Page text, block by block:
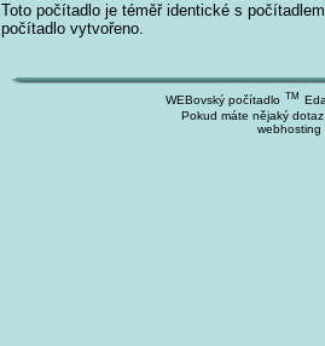
Toto počítadlo je téměř identické s
počítadlo vytvořeno.
WEBovský počítadlo TM
Pokud máte nějaký